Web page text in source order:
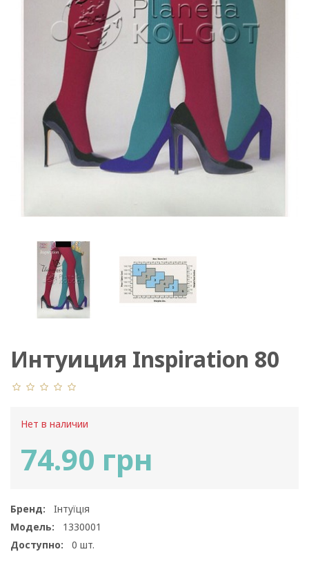
Интуиция Inspiration 80
Den
Нет в наличии
74.90 грн
Бренд:
Інтуїція
Модель:
1330001
Доступно:
0 шт.